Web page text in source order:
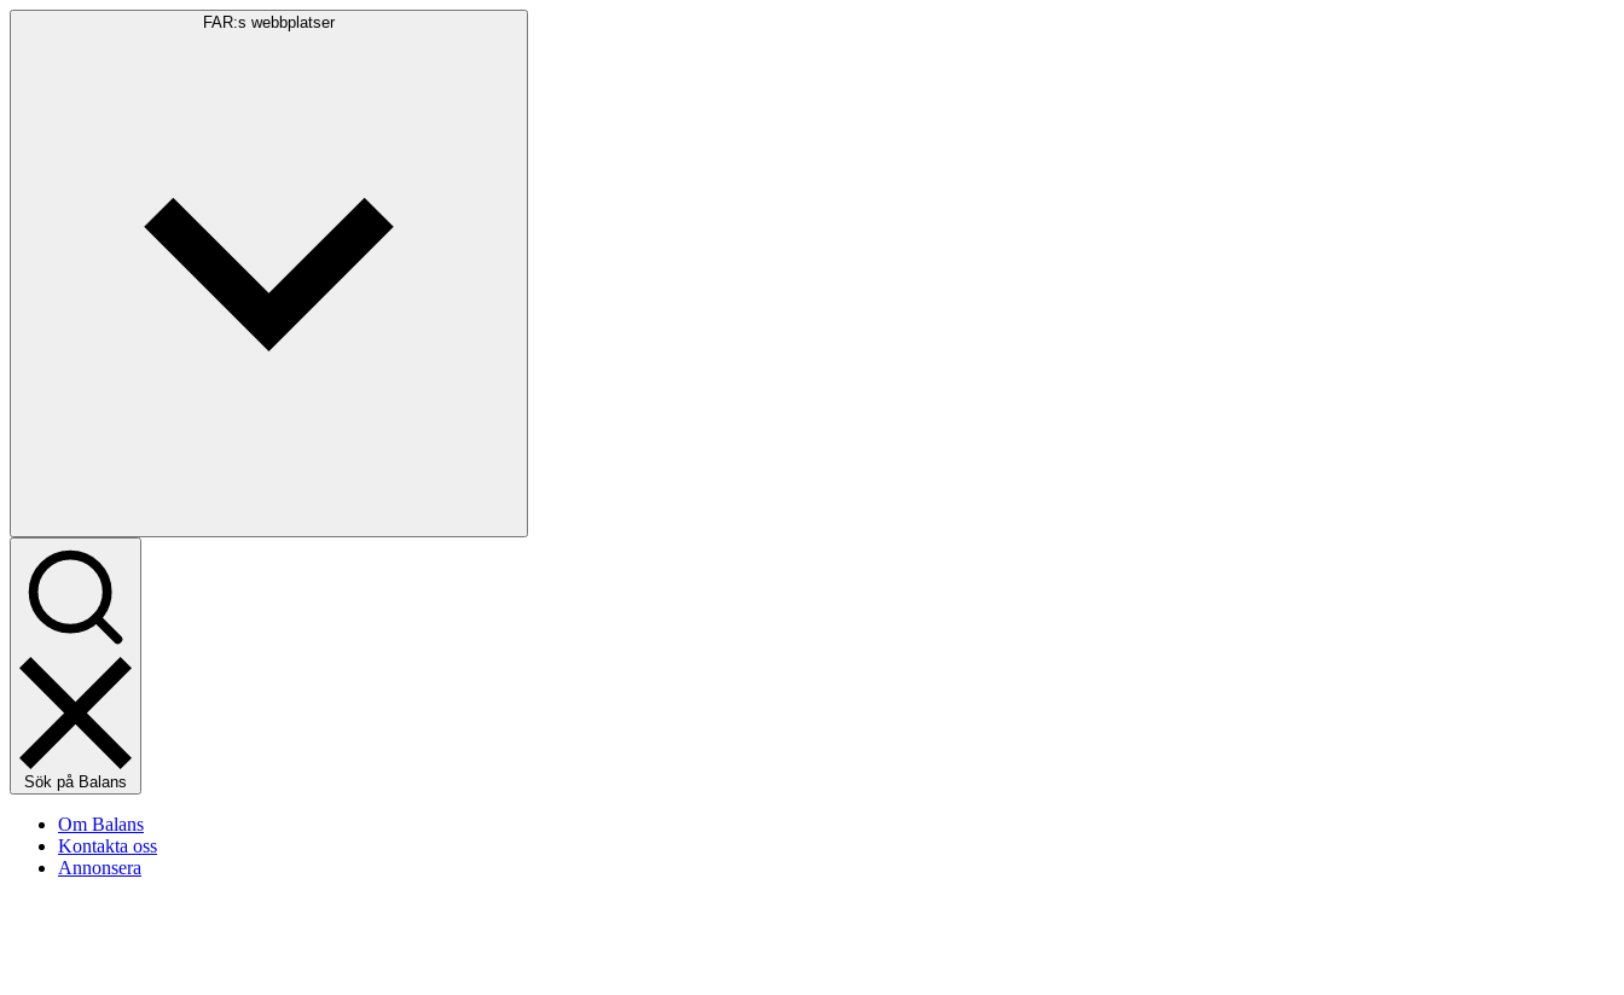
FAR:s webbplatser
Sök på Balans
Om Balans
Kontakta oss
Annonsera